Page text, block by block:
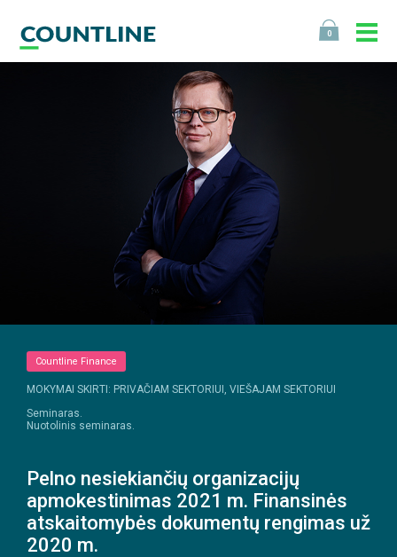
0
Countline Finance
MOKYMAI SKIRTI: PRIVAČIAM SEKTORIUI, VIEŠAJAM SEKTORIUI
Seminaras.
Nuotolinis seminaras.
Pelno nesiekiančių organizacijų
apmokestinimas 2021 m. Finansinės
atskaitomybės dokumentų rengimas už
2020 m.